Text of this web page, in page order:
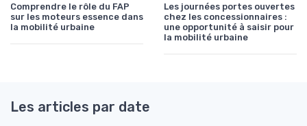
Comprendre le rôle du FAP
sur les moteurs essence dans
la mobilité urbaine
Les journées portes ouvertes
chez les concessionnaires :
une opportunité à saisir pour
la mobilité urbaine
Les articles par date